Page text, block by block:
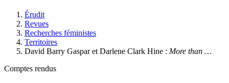
Érudit
Revues
Recherches féministes
Territoires
David Barry Gaspar et Darlene Clark Hine : More than …
Comptes rendus